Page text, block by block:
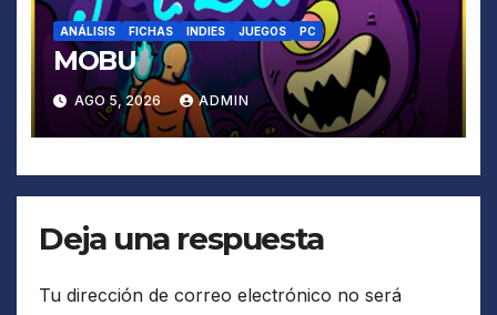
ANÁLISIS FICHAS INDIES JUEGOS PC
MOBU
AGO 5, 2026 ADMIN
Deja una respuesta
Tu dirección de correo electrónico no será